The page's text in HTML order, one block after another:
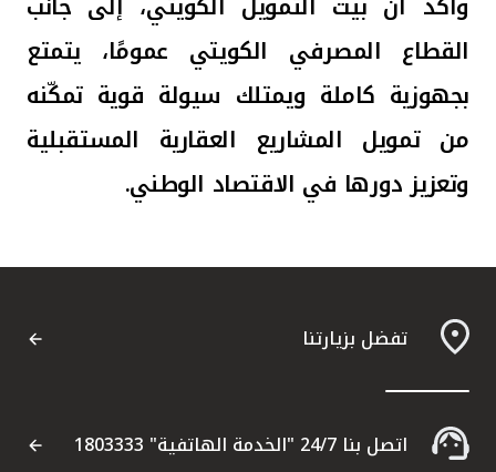
القطاع المصرفي الكويتي عمومًا، يتمتع
بجهوزية كاملة ويمتلك سيولة قوية تمكّنه
من تمويل المشاريع العقارية المستقبلية
وتعزيز دورها في الاقتصاد الوطني.
تفضل بزيارتنا
اتصل بنا 24/7 "الخدمة الهاتفية" 1803333